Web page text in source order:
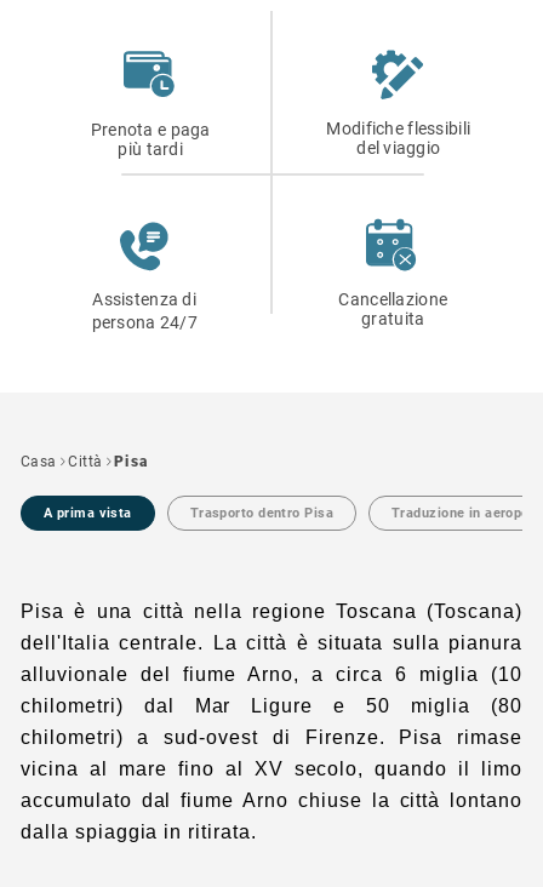
Prenota e paga
più tardi
Modifiche flessibili
del viaggio
Cancellazione
gratuita
Assistenza di
persona 24/7
Casa Città Pisa
A prima vista Trasporto dentro Pisa Traduzione in
Pisa è una città nella regione Toscana (Toscana)
dell'Italia centrale. La città è situata sulla pianura
alluvionale del fiume Arno, a circa 6 miglia (10
chilometri) dal Mar Ligure e 50 miglia (80
chilometri) a sud-ovest di Firenze. Pisa rimase
vicina al mare fino al XV secolo, quando il limo
accumulato dal fiume Arno chiuse la città lontano
dalla spiaggia in ritirata.